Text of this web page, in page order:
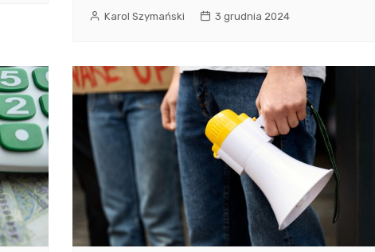
Karol Szymański 3 grudnia 2024